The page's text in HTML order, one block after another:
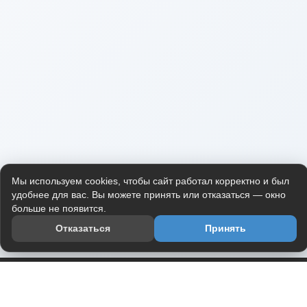
Мы используем cookies, чтобы сайт работал корректно и был
удобнее для вас. Вы можете принять или отказаться — окно
больше не появится.
Отказаться
Принять